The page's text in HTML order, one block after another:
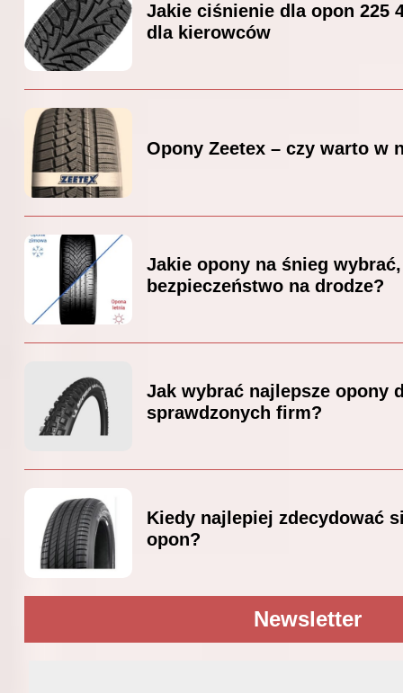
Jakie ciśnienie dla opon 225
dla kierowców
Opony Zeetex – czy warto w
Jakie opony na śnieg
bezpieczeństwo na drodze?
Jak wybrać najlepsze opony
sprawdzonych firm?
Kiedy najlepiej zdecydować
opon?
Newsletter